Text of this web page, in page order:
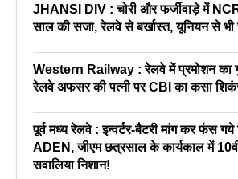
JHANSI DIV : चोरी और फर्जीवाड़े में
साल की सजा, रेलवे से बर्खास्त, यूनियन से भी
Western Railway : रेलवे में प्रमोशन का
रेलवे अफसर की पत्नी पर CBI का कसा
पूर्व मध्य रेलवे : इन्वर्टर-बैटरी मांग कर फंस
ADEN, जीएम छत्रसाल के कार्यकाल में
सवालिया निशान!